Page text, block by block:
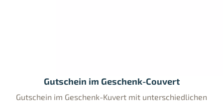
Gutschein im Geschenk-Couvert
Gutschein im Geschenk-Kuvert mit unterschiedlichen